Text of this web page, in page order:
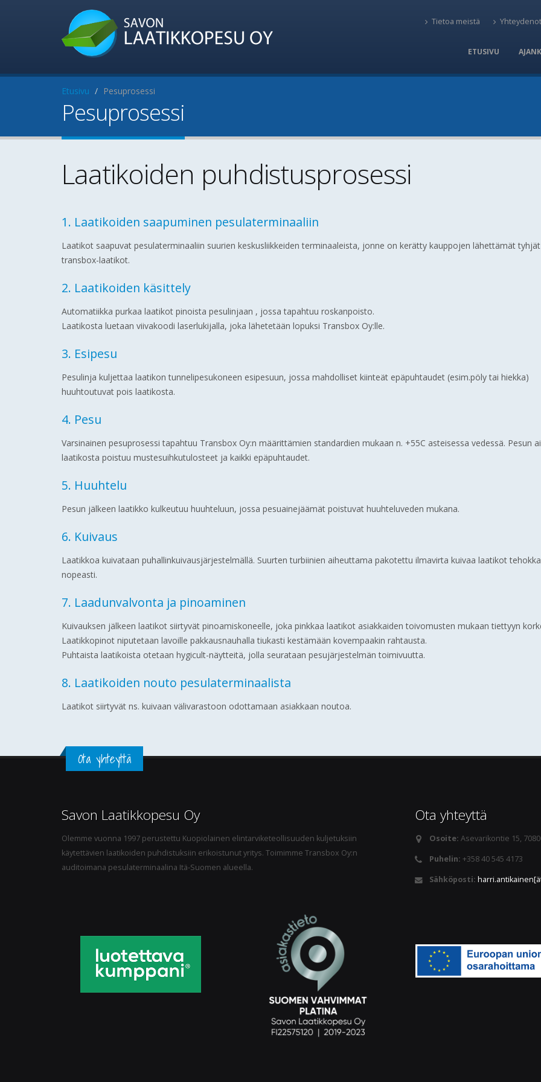
Tietoa meistä
ETUSIVU
Etusivu Pesuprosessi
Pesuprosessi
Laatikoiden puhdistusprosessi
1. Laatikoiden saapuminen pesulaterminaaliin
Laatikot saapuvat pesulaterminaaliin suurien keskusliikkeiden terminaaleista, jonne on kerätty kauppojen lähettämät tyhjät
transbox-laatikot.
2. Laatikoiden käsittely
Automatiikka purkaa laatikot pinoista pesulinjaan , jossa tapahtuu roskanpoisto.
Laatikosta luetaan viivakoodi laserlukijalla, joka lähetetään lopuksi Transbox Oy:lle.
3. Esipesu
Pesulinja kuljettaa laatikon tunnelipesukoneen esipesuun, jossa mahdolliset kiinteät epäpuhtaudet (esim.pöly tai hiekka)
huuhtoutuvat pois laatikosta.
4. Pesu
Varsinainen pesuprosessi tapahtuu Transbox Oy:n määrittämien standardien mukaan n. +55C asteisessa vedessä. Pesun
laatikosta poistuu mustesuihkutulosteet ja kaikki epäpuhtaudet.
5. Huuhtelu
Pesun jälkeen laatikko kulkeutuu huuhteluun, jossa pesuainejäämät poistuvat huuhteluveden mukana.
6. Kuivaus
Laatikkoa kuivataan puhallinkuivausjärjestelmällä. Suurten turbiinien aiheuttama pakotettu ilmavirta kuivaa laatikot
nopeasti.
7. Laadunvalvonta ja pinoaminen
Kuivauksen jälkeen laatikot siirtyvät pinoamiskoneelle, joka pinkkaa laatikot asiakkaiden toivomusten mukaan tiettyyn
Laatikkopinot niputetaan lavoille pakkausnauhalla tiukasti kestämään kovempaakin rahtausta.
Puhtaista laatikoista otetaan hygicult-näytteitä, jolla seurataan pesujärjestelmän toimivuutta.
8. Laatikoiden nouto pesulaterminaalista
Laatikot siirtyvät ns. kuivaan välivarastoon odottamaan asiakkaan noutoa.
Ota yhteyttä
Savon Laatikkopesu Oy
Olemme vuonna 1997 perustettu Kuopiolainen elintarviketeollisuuden kuljetuksiin
käytettävien laatikoiden puhdistuksiin erikoistunut yritys. Toimimme Transbox Oy:n
auditoimana pesulaterminaalina Itä-Suomen alueella.
Ota yhteyttä
Osoite: Asevarikontie 15,
Puhelin: +358 40 545 4173
Sähköposti: